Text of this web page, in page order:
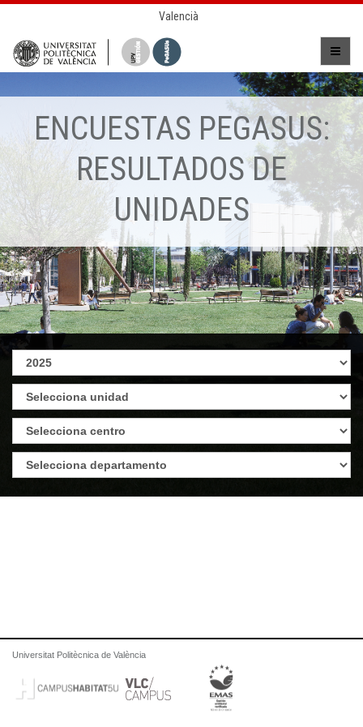
Valencià
ENCUESTAS PEGASUS:
RESULTADOS DE
UNIDADES
Universitat Politècnica de València